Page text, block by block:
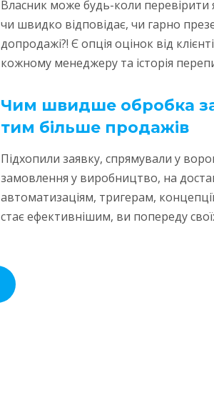
Власник може будь-коли
чи швидко відповідає, чи гарно
допродажі?! Є опція оцінок від
кожному менеджеру та історія
Чим швидше обробка
тим більше продажів
Підхопили заявку, спрямували у
замовлення у виробництво, на
автоматизаціям, тригерам,
стає ефективнішим, ви попереду